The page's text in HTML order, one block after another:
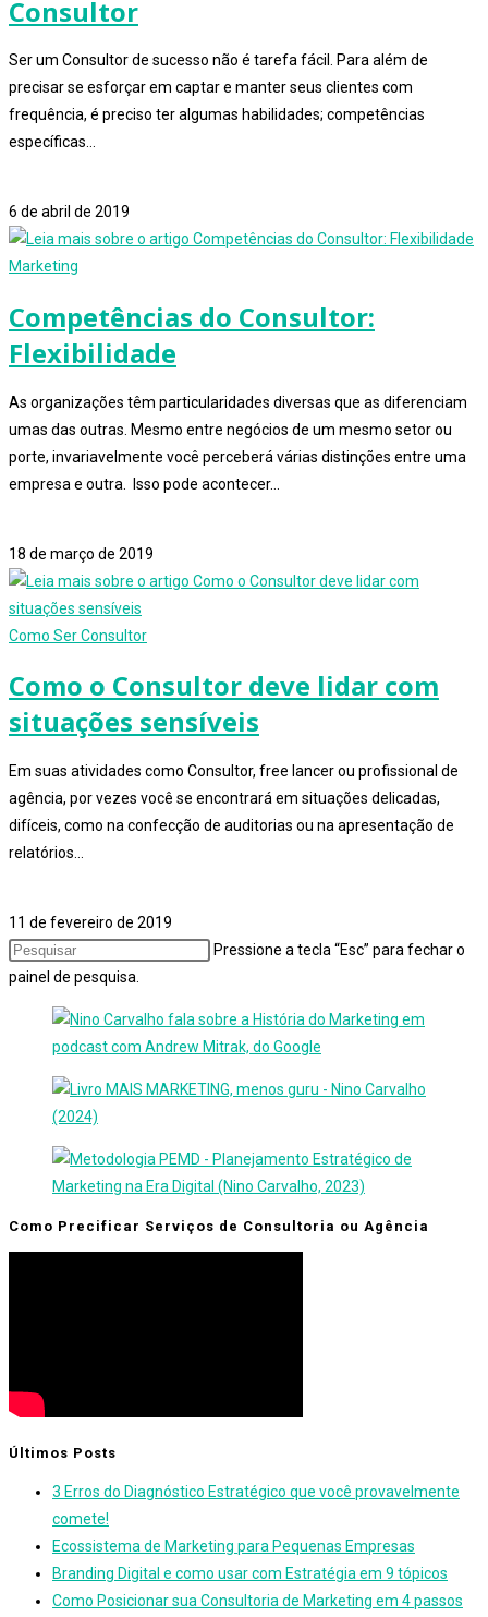
Consultor
Ser um Consultor de sucesso não é tarefa fácil. Para além de
precisar se esforçar em captar e manter seus clientes com
frequência, é preciso ter algumas habilidades; competências
específicas…
6 de abril de 2019
Marketing
Competências do Consultor:
Flexibilidade
As organizações têm particularidades diversas que as diferenciam
umas das outras. Mesmo entre negócios de um mesmo setor ou
porte, invariavelmente você perceberá várias distinções entre uma
empresa e outra. Isso pode acontecer…
18 de março de 2019
Como Ser Consultor
Como o Consultor deve lidar com
situações sensíveis
Em suas atividades como Consultor, free lancer ou profissional de
agência, por vezes você se encontrará em situações delicadas,
difíceis, como na confecção de auditorias ou na apresentação de
relatórios…
11 de fevereiro de 2019
Pressione a tecla “Esc” para fechar o
painel de pesquisa.
Como Precificar Serviços de Consultoria ou Agência
Últimos Posts
3 Erros do Diagnóstico Estratégico que você provavelmente
comete!
Ecossistema de Marketing para Pequenas Empresas
Branding Digital e como usar com Estratégia em 9 tópicos
Como Posicionar sua Consultoria de Marketing em 4 passos